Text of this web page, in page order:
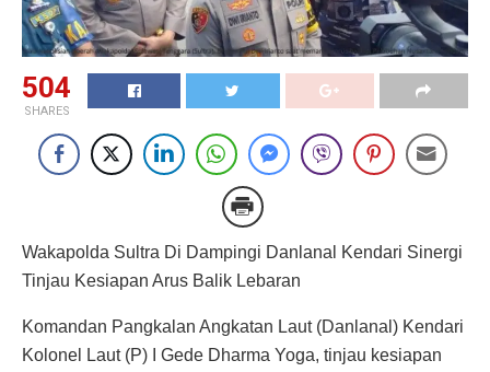
504
SHARES
Wakapolda Sultra Di Dampingi Danlanal Kendari Sinergi
Tinjau Kesiapan Arus Balik Lebaran
Komandan Pangkalan Angkatan Laut (Danlanal) Kendari
Kolonel Laut (P) I Gede Dharma Yoga, tinjau kesiapan